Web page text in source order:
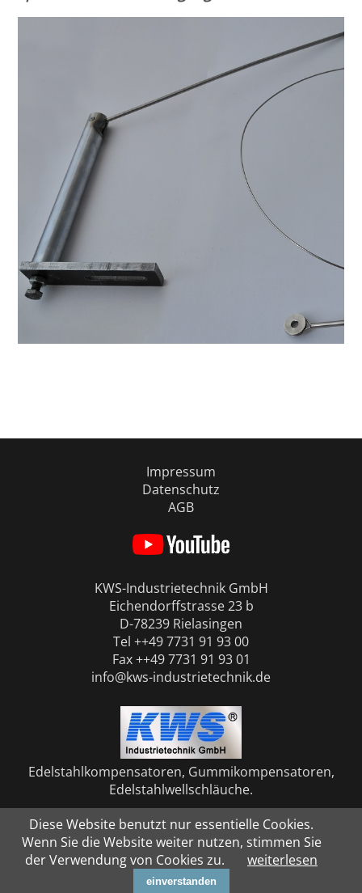
Impressum
Datenschutz
AGB
KWS-Industrietechnik GmbH
Eichendorffstrasse 23 b
D-78239 Rielasingen
Tel ++49 7731 91 93 00
Fax ++49 7731 91 93 01
info@kws-industrietechnik.de
Edelstahlkompensatoren, Gummikompensatoren,
Edelstahlwellschläuche.
© KWS-Industrietechnik GmbH 2026
Diese Website benutzt nur essentielle Cookies.
Wenn Sie die Website weiter nutzen, stimmen Sie
der Verwendung von Cookies zu.
weiterlesen
einverstanden